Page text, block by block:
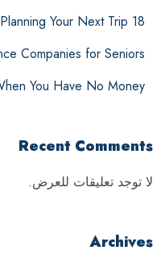
18 Easy Steps for Planning Your Next Trip
Companies for Seniors
You Have No Money
Recent Comments
لا توجد تعليقات للعرض.
Archives